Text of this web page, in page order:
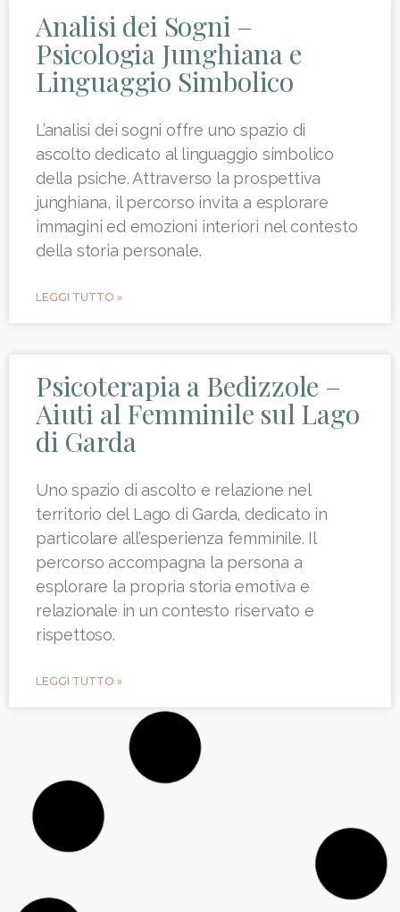
Analisi dei Sogni –
Psicologia Junghiana e
Linguaggio Simbolico
L’analisi dei sogni offre uno spazio di
ascolto dedicato al linguaggio simbolico
della psiche. Attraverso la prospettiva
junghiana, il percorso invita a esplorare
immagini ed emozioni interiori nel contesto
della storia personale.
LEGGI TUTTO »
Psicoterapia a Bedizzole –
Aiuti al Femminile sul Lago
di Garda
Uno spazio di ascolto e relazione nel
territorio del Lago di Garda, dedicato in
particolare all’esperienza femminile. Il
percorso accompagna la persona a
esplorare la propria storia emotiva e
relazionale in un contesto riservato e
rispettoso.
LEGGI TUTTO »
Disagi del Femminile –
Ascolto, Relazione e
Identità
femminile come espressioni di un dialogo